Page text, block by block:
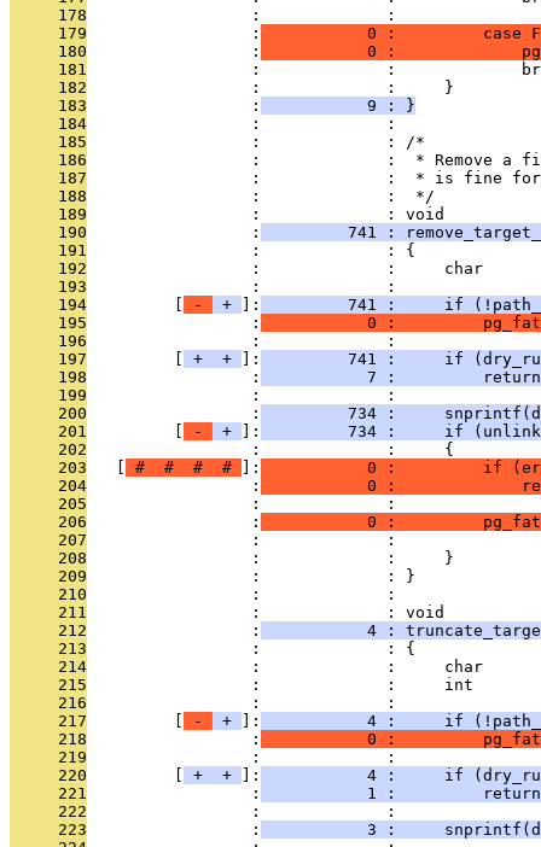
     178
                 :             :
     179
                 :
0 :         case
     180
                 :
0 :
     181
:             :
     182
                 :             :     }
     183
                 :
           9 : }
     184
                 :             :
     185
                 :             : /*
     186
:             :  * Remove a
     187
:             :  * is fine
     188
                 :             :  */
     189
                 :             : void
     190
                 :
741 :
     191
                 :             : {
     192
:             :     char
     193
                 :             :
     194
- + ]:
741 :     if
     195
                 :
0 :
     196
                 :             :
     197
+ + ]:
741 :     if
     198
                 :
7 :
     199
                 :             :
     200
                 :
734 :
     201
- + ]:
734 :     if
     202
                 :             :     {
     203
# # # # ]:
0 :         if
     204
                 :
0 :
     205
                 :             :
     206
                 :
0 :
     207
:             :
     208
                 :             :     }
     209
                 :             : }
     210
                 :             :
     211
                 :             : void
     212
                 :
4 :
     213
                 :             : {
     214
:             :     char
     215
:             :     int
     216
                 :             :
     217
- + ]:
4 :     if
     218
                 :
0 :
     219
                 :             :
     220
+ + ]:
4 :     if
     221
                 :
1 :
     222
                 :             :
     223
                 :
3 :